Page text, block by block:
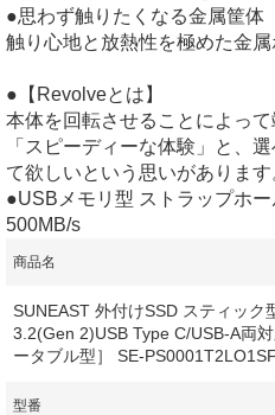
●思わず触りたくなる金属筐体
触り心地と放熱性を極めた金属
●【Revolveとは】
本体を回転させることによっ
「スピーディーな体験」と、
て欲しいという思いがあります
●USBメモリ型 ストラップホ
500MB/s
商品名
SUNEAST 外付けSSD スティッ
3.2(Gen 2)USB Type C/USB-A両
ータブル型］ SE-PS0001T2LO1SF
型番